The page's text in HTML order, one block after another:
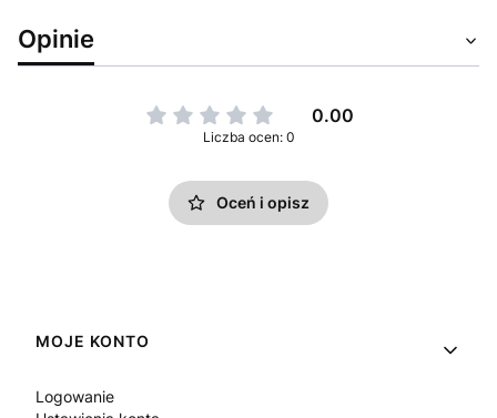
Opinie
0.00
Liczba ocen: 0
Oceń i opisz
Linki w stopce
MOJE KONTO
Logowanie